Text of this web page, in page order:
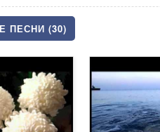
ПЕСНИ (30)